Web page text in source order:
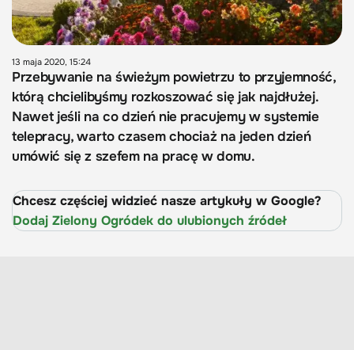
13 maja 2020, 15:24
Przebywanie na świeżym powietrzu to przyjemność,
którą chcielibyśmy rozkoszować się jak najdłużej.
Nawet jeśli na co dzień nie pracujemy w systemie
telepracy, warto czasem chociaż na jeden dzień
umówić się z szefem na pracę w domu.
Chcesz częściej widzieć nasze artykuły w Google?
Dodaj Zielony Ogródek do ulubionych źródeł